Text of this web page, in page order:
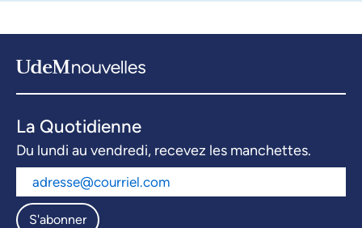
La Quotidienne
Du lundi au vendredi, recevez les manchettes.
S'abonner